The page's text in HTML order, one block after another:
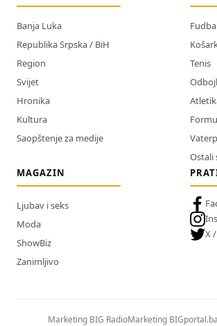
Banja Luka
Republika Srpska / BiH
Region
Svijet
Hronika
Kultura
Saopštenje za medije
Tenis
Ostali
MAGAZIN
Ljubav i seks
Moda
ShowBiz
Zanimljivo
X
Marketing BIG RadioMarketing BIGportal.ba